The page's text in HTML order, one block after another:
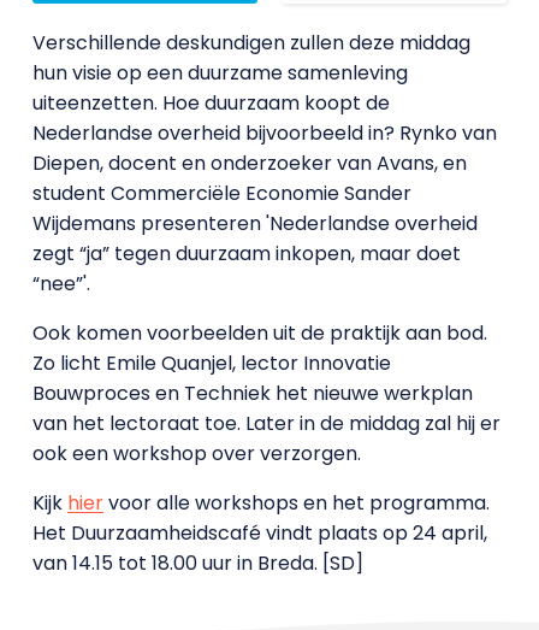
Verschillende deskundigen zullen deze middag
hun visie op een duurzame samenleving
uiteenzetten. Hoe duurzaam koopt de
Nederlandse overheid bijvoorbeeld in? Rynko van
Diepen, docent en onderzoeker van Avans, en
student Commerciële Economie Sander
Wijdemans presenteren 'Nederlandse overheid
zegt “ja” tegen duurzaam inkopen, maar doet
“nee”'.
Ook komen voorbeelden uit de praktijk aan bod.
Zo licht Emile Quanjel, lector Innovatie
Bouwproces en Techniek het nieuwe werkplan
van het lectoraat toe. Later in de middag zal hij er
ook een workshop over verzorgen.
Kijk hiervoor alle workshops en het programma.
Het Duurzaamheidscafé vindt plaats op 24 april,
van 14.15 tot 18.00 uur in Breda. [SD]